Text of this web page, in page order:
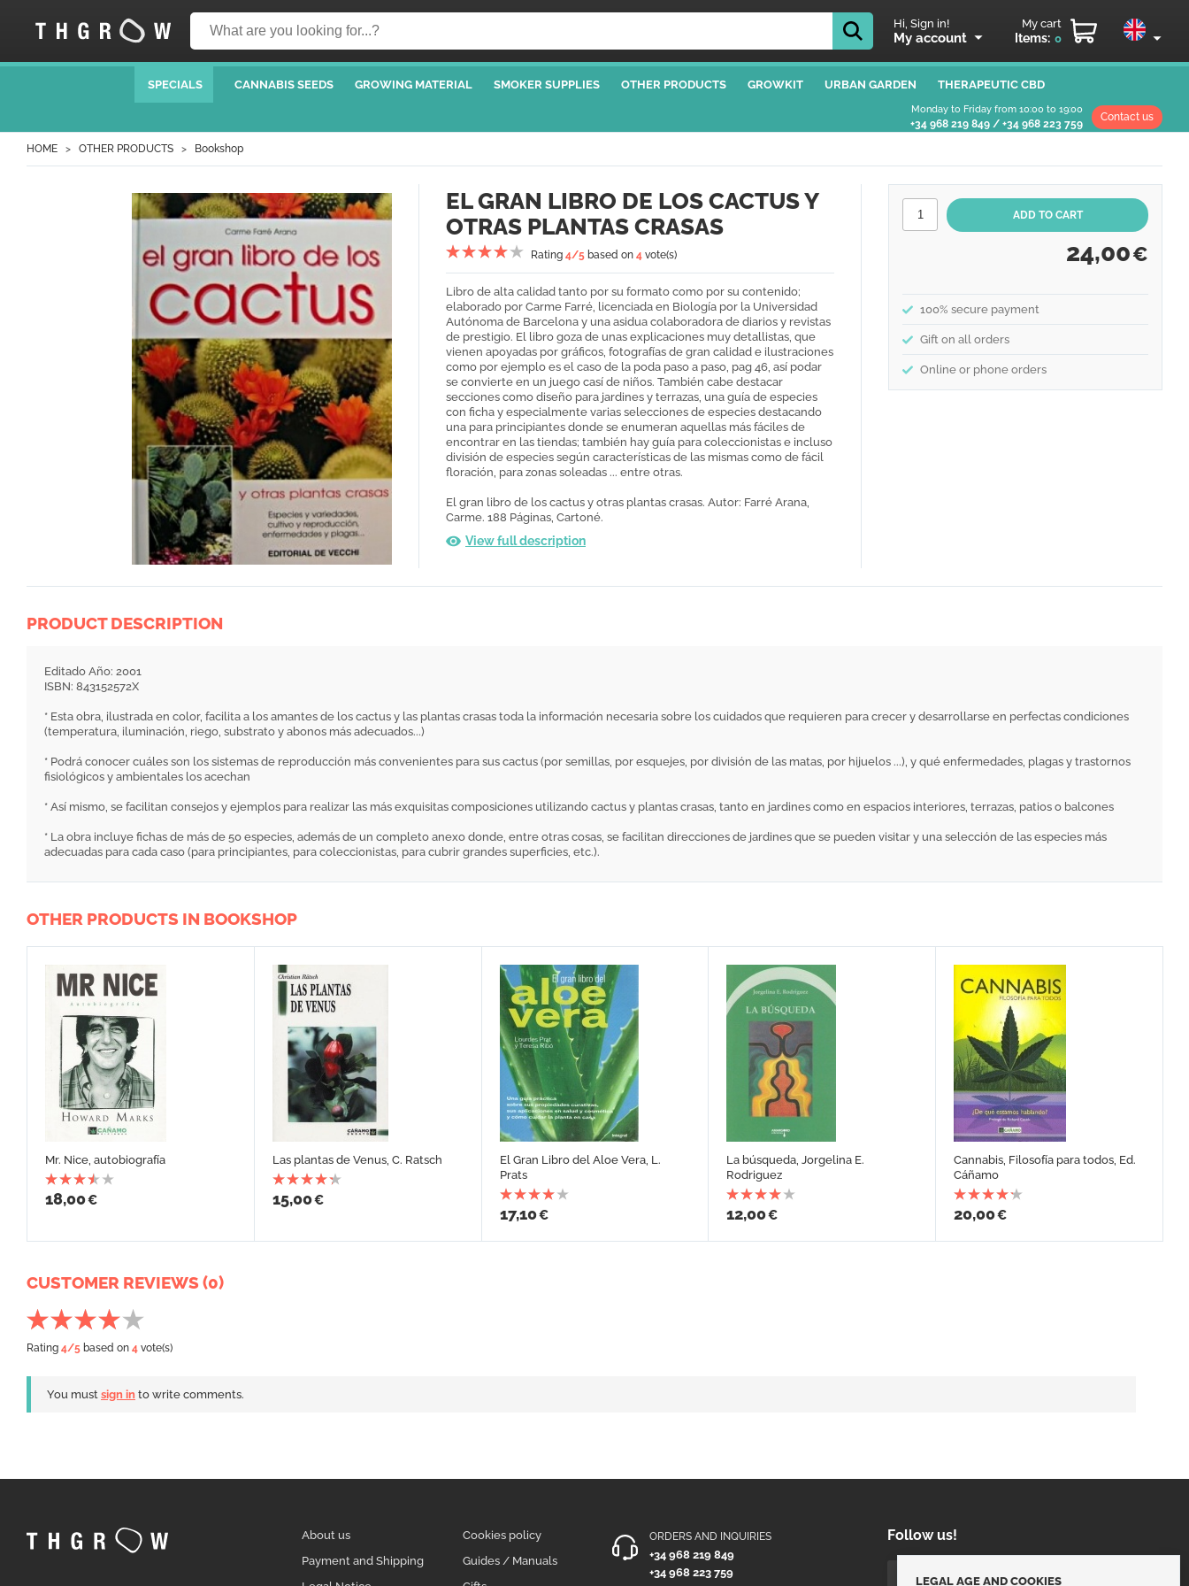
Hi, Sign in!
My account
My cart
Items: 0
SPECIALS CANNABIS SEEDS GROWING MATERIAL SMOKER SUPPLIES OTHER PRODUCTS GROWKIT URBAN GARDEN THERAPEUTIC CBD
Monday to Friday from 10:00 to 19:00
+34 968 219 849 / +34 968 223 759
Contact us
HOME OTHER PRODUCTS Bookshop
EL GRAN LIBRO DE LOS CACTUS Y
OTRAS PLANTAS CRASAS
Rating 4/5 based on 4 vote(s)
Libro de alta calidad tanto por su formato como por su contenido;
elaborado por Carme Farré, licenciada en Biología por la Universidad
Autónoma de Barcelona y una asidua colaboradora de diarios y revistas
de prestigio. El libro goza de unas explicaciones muy detallistas, que
vienen apoyadas por gráficos, fotografías de gran calidad e ilustraciones
como por ejemplo es el caso de la poda paso a paso, pag 46, así podar
se convierte en un juego casí de niños. También cabe destacar
secciones como diseño para jardines y terrazas, una guía de especies
con ficha y especialmente varias selecciones de especies destacando
una para principiantes donde se enumeran aquellas más fáciles de
encontrar en las tiendas; también hay guía para coleccionistas e incluso
división de especies según características de las mismas como de fácil
floración, para zonas soleadas ... entre otras.
El gran libro de los cactus y otras plantas crasas. Autor: Farré Arana,
Carme. 188 Páginas, Cartoné.
View full description
24,00€
100% secure payment
Gift on all orders
Online or phone orders
PRODUCT DESCRIPTION
Editado Año: 2001
ISBN: 843152572X
* Esta obra, ilustrada en color, facilita a los amantes de los cactus y las plantas crasas toda la información necesaria sobre los cuidados que requieren para crecer y desarrollarse en perfectas condiciones
(temperatura, iluminación, riego, substrato y abonos más adecuados...)
* Podrá conocer cuáles son los sistemas de reproducción más convenientes para sus cactus (por semillas, por esquejes, por división de las matas, por hijuelos ...), y qué enfermedades, plagas y trastornos
fisiológicos y ambientales los acechan
* Así mismo, se facilitan consejos y ejemplos para realizar las más exquisitas composiciones utilizando cactus y plantas crasas, tanto en jardines como en espacios interiores, terrazas, patios o balcones
* La obra incluye fichas de más de 50 especies, además de un completo anexo donde, entre otras cosas, se facilitan direcciones de jardines que se pueden visitar y una selección de las especies más
adecuadas para cada caso (para principiantes, para coleccionistas, para cubrir grandes superficies, etc.).
OTHER PRODUCTS IN BOOKSHOP
Mr. Nice, autobiografía
18,00€
Las plantas de Venus, C. Ratsch
15,00€
El Gran Libro del Aloe Vera, L.
Prats
17,10€
La búsqueda, Jorgelina E.
Rodriguez
12,00€
Cannabis, Filosofía para todos, Ed.
Cáñamo
20,00€
CUSTOMER REVIEWS (0)
Rating 4/5 based on 4 vote(s)
You must sign in to write comments.
About us
Payment and Shipping
Cookies policy
Guides / Manuals
ORDERS AND INQUIRIES
+34 968 219 849
+34 968 223 759
Follow us!
LEGAL AGE AND COOKIES